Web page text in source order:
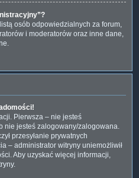
osób odpowiedzialnych za forum,
i moderatorów oraz inne dane,
Pierwsza – nie jesteś
nie jesteś zalogowany/zalogowana.
przesyłanie prywatnych
– administrator witryny uniemożliwił
Aby uzyskać więcej informacji,